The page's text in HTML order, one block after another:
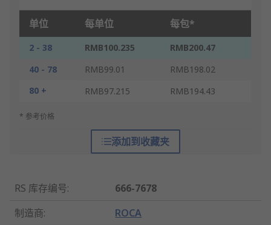
单位 每单位 每包*
2 - 38 RMB100.235
RMB200.47
40 - 78
RMB99.01
RMB198.02
80 +
RMB97.215 RMB194.43
* 参考价格
添加到收藏夹
RS 库存编号:
666-7678
制造商: ROCA